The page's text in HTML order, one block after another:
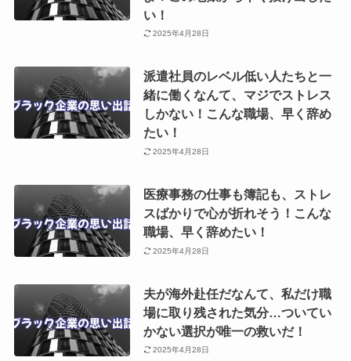
い！
2025年4月28日
派遣社員のレベル低い人たちと一
緒に働くなんて、マジでストレス
しかない！こんな職場、早く辞め
たい！
2025年4月28日
医療事務の仕事も簿記も、ストレ
スばかりで心が折れそう！こんな
職場、早く辞めたい！
2025年4月28日
夫が海外赴任だなんて、私だけ職
場に取り残された気分…ついてい
かない選択が唯一の救いだ！
2025年4月28日